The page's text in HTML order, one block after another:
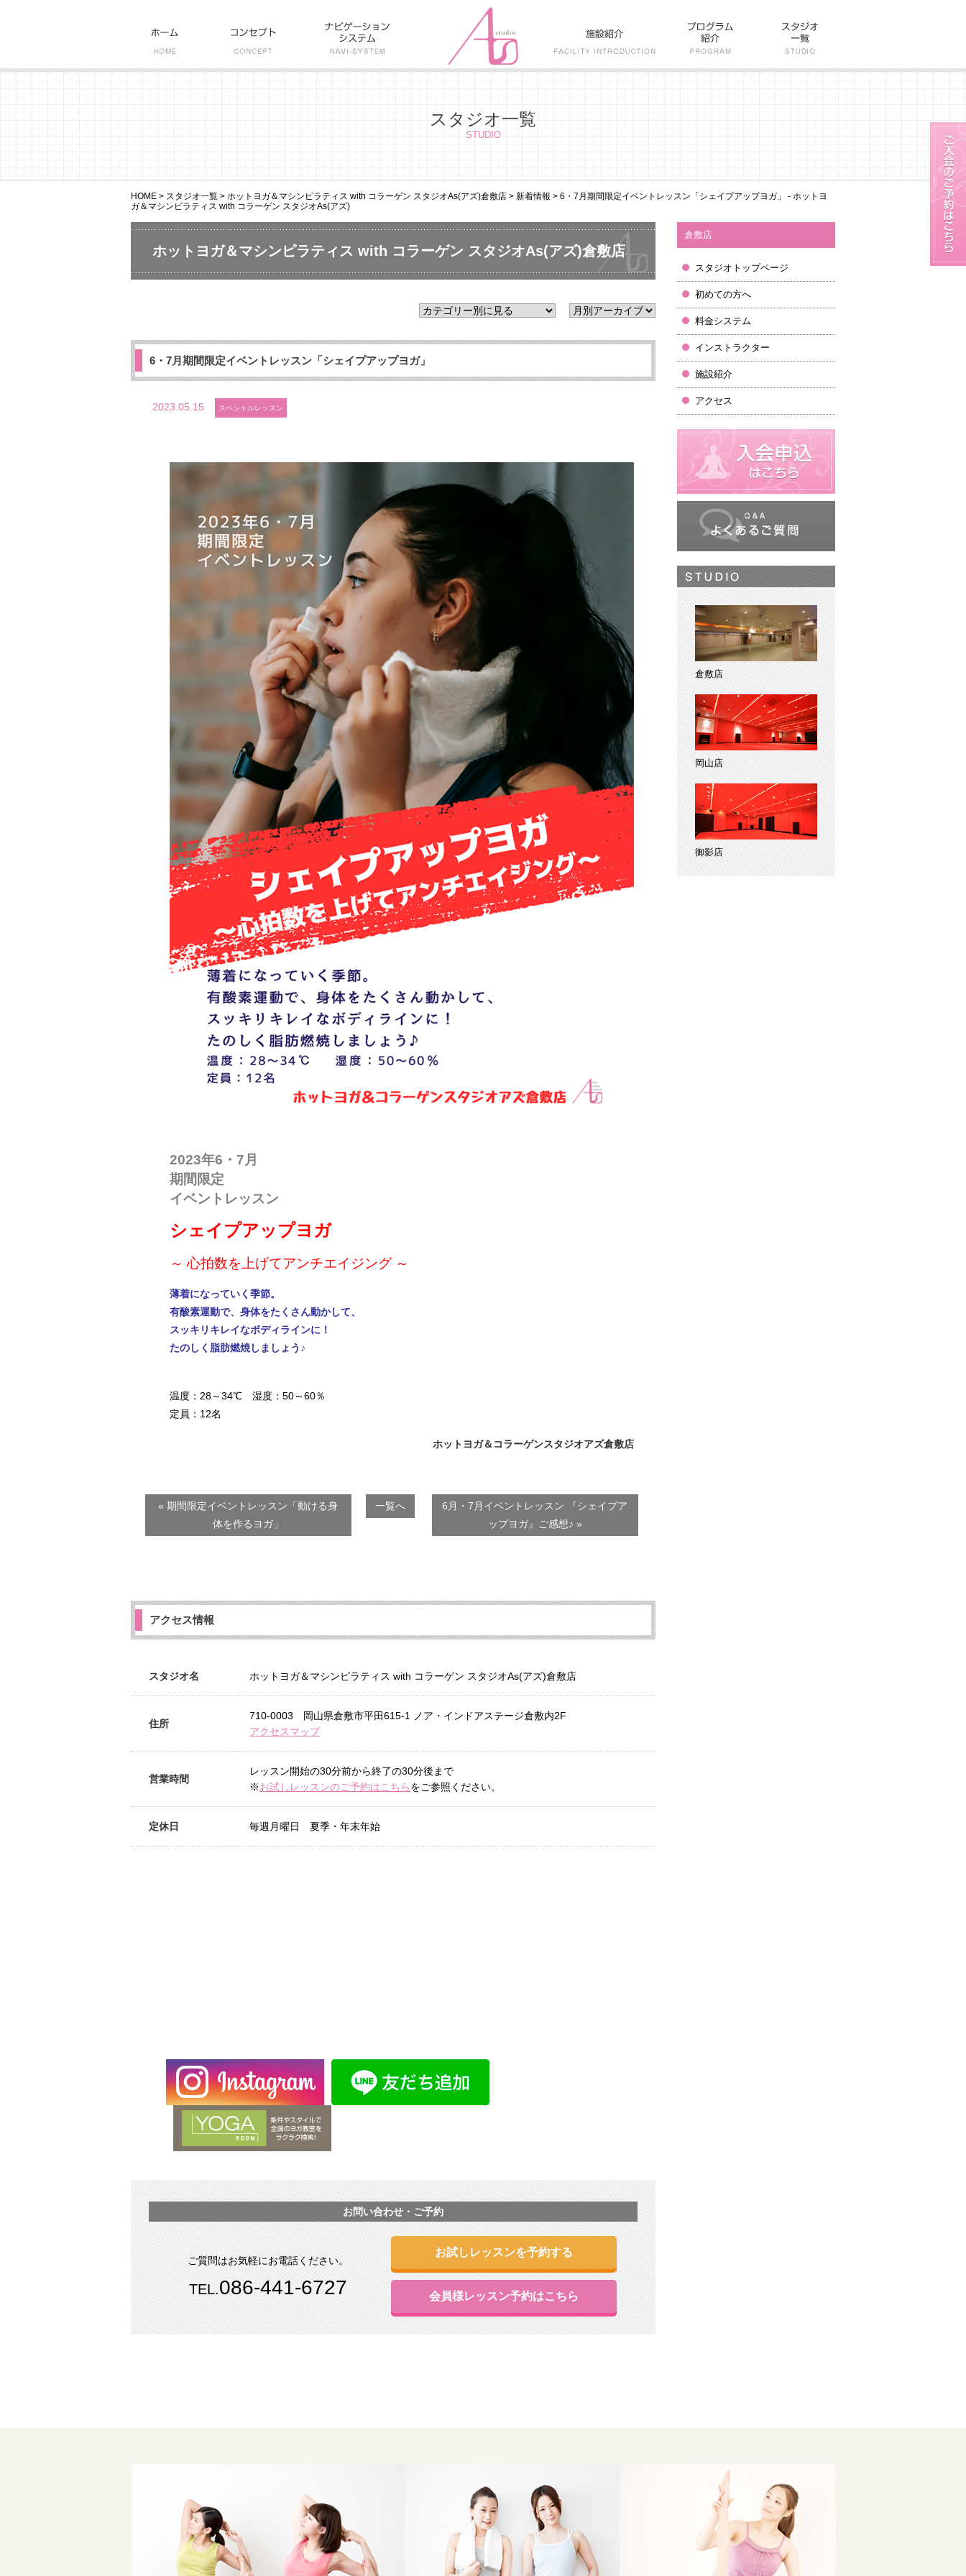
スタジオ一覧
STUDIO
HOME > スタジオ一覧 > ホットヨガ＆マシンピラティス with コラーゲン スタジオAs(アズ)倉敷店 > 新着情報 > 6・7月期間限定イベントレッスン「シェイプアップヨガ」 - ホットヨ
ガ＆マシンピラティス with コラーゲン スタジオAs(アズ)
ホットヨガ＆マシンピラティス with コラーゲン スタジオAs(アズ)倉敷店
6・7月期間限定イベントレッスン「シェイプアップヨガ」
2023.05.15 スペシャルレッスン
2023年6・7月
期間限定
イベントレッスン
シェイプアップヨガ
～ 心拍数を上げてアンチエイジング ～
薄着になっていく季節。
有酸素運動で、身体をたくさん動かして、
スッキリキレイなボディラインに！
たのしく脂肪燃焼しましょう♪
温度：28～34℃ 湿度：50～60％
定員：12名
ホットヨガ＆コラーゲンスタジオアズ倉敷店
« 期間限定イベントレッスン「動ける身
体を作るヨガ」
一覧へ
6月・7月イベントレッスン 『シェイプア
ップヨガ』ご感想♪ »
アクセス情報
スタジオ名 ホットヨガ＆マシンピラティス with コラーゲン スタジオAs(アズ)倉敷店
住所
710-0003 岡山県倉敷市平田615-1 ノア・インドアステージ倉敷内2F
アクセスマップ
営業時間
レッスン開始の30分前から終了の30分後まで
※お試しレッスンのご予約はこちらをご参照ください。
定休日 毎週月曜日 夏季・年末年始
お問い合わせ・ご予約
ご質問はお気軽にお電話ください。
TEL.086-441-6727
お試しレッスンを予約する
会員様レッスン予約はこちら
倉敷店
スタジオトップページ
初めての方へ
料金システム
インストラクター
施設紹介
アクセス
倉敷店
岡山店
御影店